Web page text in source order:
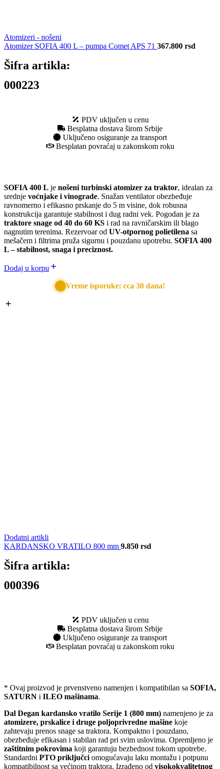
Atomizeri - nošeni
Atomizer SOFIA 400 L – pumpa Comet APS 71 367.800 rsd
Šifra artikla:
000223
PDV uključen u cenu
Besplatna dostava širom Srbije
Uključeno osiguranje za transport
Besplatan povraćaj u zakonskom roku
SOFIA 400 L je nošeni turbinski atomizer za traktor, idealan za
srednje voćnjake i vinograde. Snažan ventilator obezbeđuje
ravnomerno i efikasno prskanje do 5 m visine, dok robusna
konstrukcija garantuje stabilnost i dug radni vek. Pogodan je za
traktore snage od 40 do 60 KS i rad na ravničarskim ili blago
nagnutim terenima. Rezervoar od UV-otpornog polietilena sa
mešačem i filtrima pruža sigurnu i pouzdanu upotrebu. SOFIA 400
L – stabilnost, snaga i preciznost.
Dodaj u korpu
Vreme isporuke: cca 30 dana!
Dodatni artikli
KARDANSKO VRATILO 800 mm 9.850 rsd
Šifra artikla:
000396
PDV uključen u cenu
Besplatna dostava širom Srbije
Uključeno osiguranje za transport
Besplatan povraćaj u zakonskom roku
* Ovaj proizvod je prvenstveno namenjen i kompatibilan sa SOFIA,
SATURN i ILEO mašinama.
Dal Degan kardansko vratilo Serije 1 (800 mm) namenjeno je za
atomizere, prskalice i druge poljoprivredne mašine koje
zahtevaju prenos snage sa traktora. Kompaktno i pouzdano,
obezbeđuje efikasan i stabilan rad pri svim uslovima. Opremljeno je
zaštitnim pokrovima koji garantuju bezbednost tokom upotrebe.
Standardni PTO priključci omogućavaju laku montažu i potpunu
kompatibilnost sa većinom traktora. Izrađeno od visokokvalitetnog